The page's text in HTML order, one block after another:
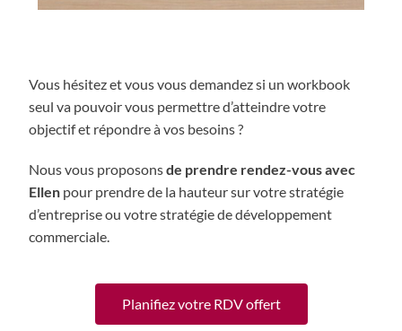
Vous hésitez et vous vous demandez si un workbook
seul va pouvoir vous permettre d’atteindre votre
objectif et répondre à vos besoins ?
Nous vous proposonsde prendre rendez-vous avec
Ellen pour prendre de la hauteur sur votre stratégie
d’entreprise ou votre stratégie de développement
commerciale.
Planifiez votre RDV offert